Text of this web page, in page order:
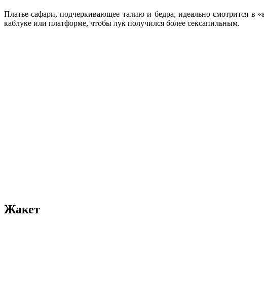
Платье-сафари, подчеркивающее талию и бедра, идеально смотрится
каблуке или платформе, чтобы лук получился более сексапильным.
Жакет